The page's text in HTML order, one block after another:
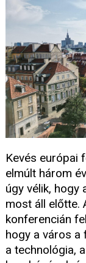
Kevés európai
elmúlt három
úgy vélik, hogy
most áll előtte.
konferencián
hogy a város a
a technológia,